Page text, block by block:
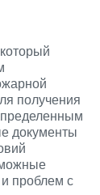
получения
документы
проблем с